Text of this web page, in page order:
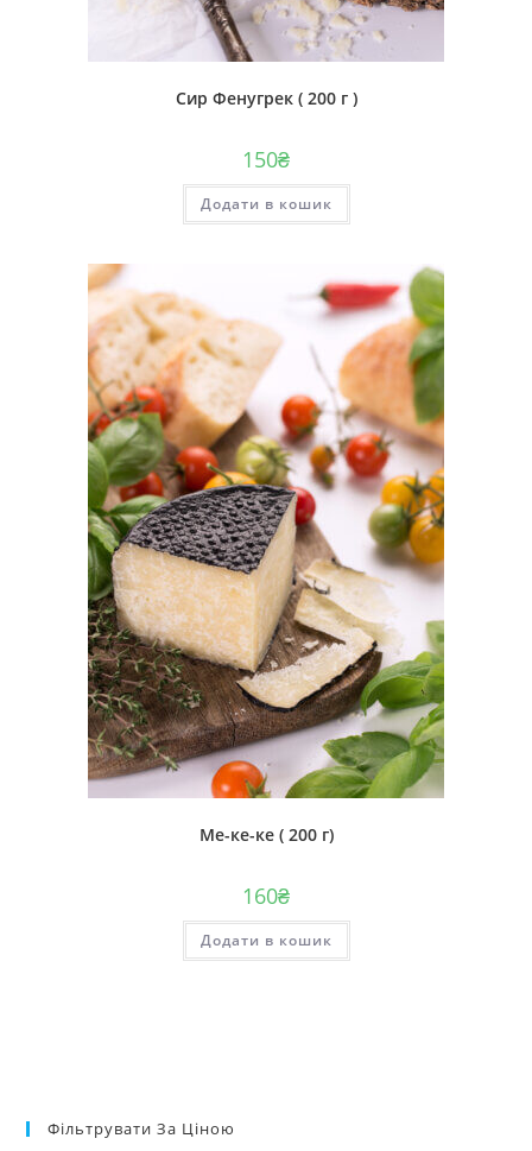
Сир Фенугрек ( 200 г )
150₴
Додати в кошик
Ме-ке-ке ( 200 г)
160₴
Додати в кошик
Фільтрувати За Ціною